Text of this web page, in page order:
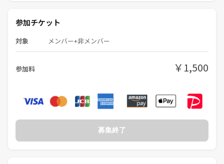
参加チケット
対象 メンバー+非メンバー
参加料 ￥1,500
募集終了